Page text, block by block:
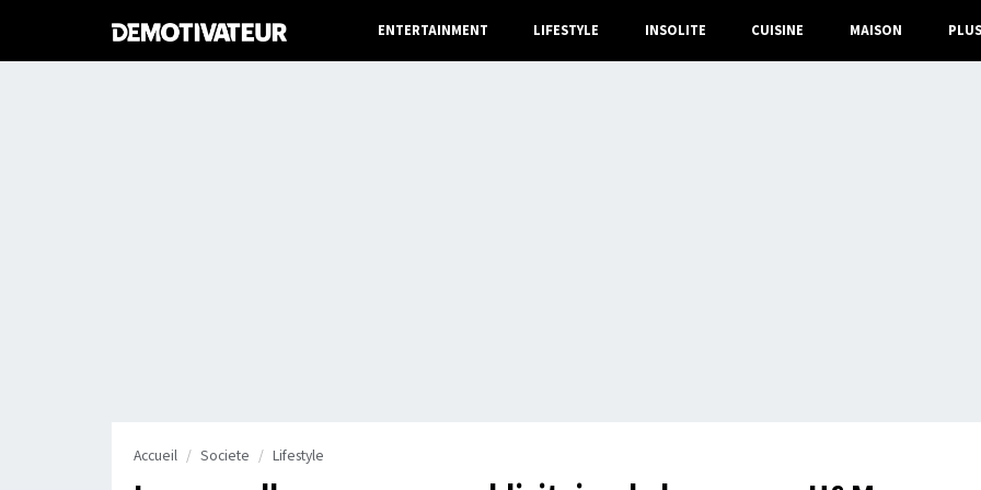
ENTERTAINMENT LIFESTYLE INSOLITE CUISINE MAISON PLUS
Accueil Societe Lifestyle